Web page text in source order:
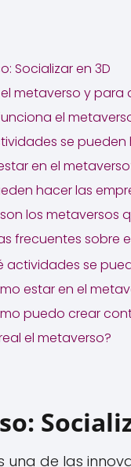
Socializar en 3D
metaverso y para
el
se
en el
hacer las
los metaversos
frecuentes sobre
actividades se
estar en el
puedo crear
el metaverso?
una de las